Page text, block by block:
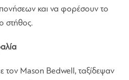
και να φορέσουν το
στήθος.
Mason Bedwell, ταξίδεψαν